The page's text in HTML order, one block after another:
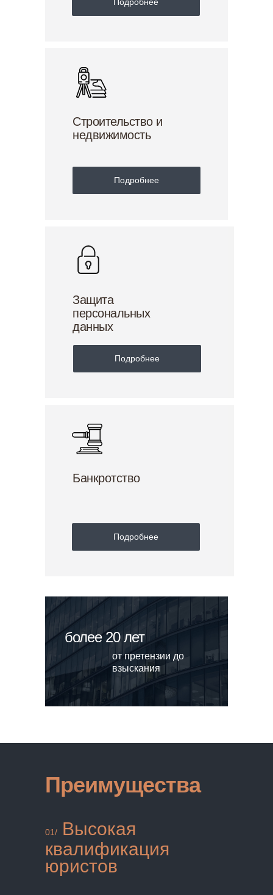
Подробнее
Строительство и
недвижимость
Подробнее
Защита
персональных
данных
Подробнее
Банкротство
более 20 лет
от претензии до
взыскания
Преимущества
01/
Высокая
квалификация
юристов